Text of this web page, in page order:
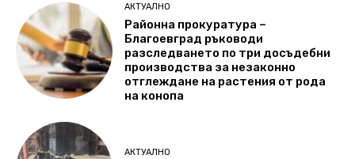
АКТУАЛНО
Районна прокуратура –
Благоевград ръководи
разследването по три досъдебни
производства за незаконно
отглеждане на растения от рода
на конопа
АКТУАЛНО